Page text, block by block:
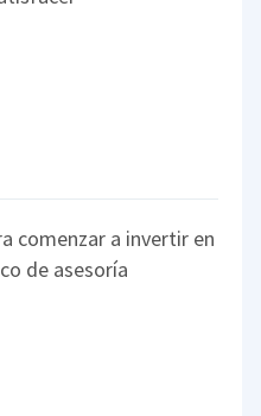
comenzar a invertir en
de asesoría